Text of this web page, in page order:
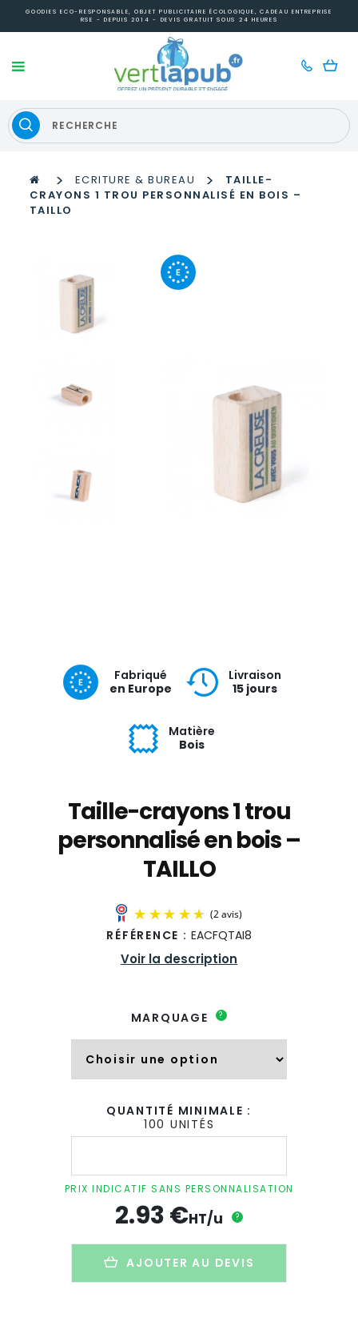
GOODIES ECO-RESPONSABLE, OBJET PUBLICITAIRE ÉCOLOGIQUE, CADEAU ENTREPRISE
RSE - DEPUIS 2014 - DEVIS GRATUIT SOUS 24 HEURES
> ECRITURE & BUREAU >
TAILLE-
CRAYONS 1 TROU PERSONNALISÉ EN BOIS –
TAILLO
Fabriqué
en Europe
Livraison
15 jours
Matière
Bois
Taille-crayons 1 trou
personnalisé en bois –
TAILLO
RÉFÉRENCE : EACFQTAI8
Voir la description
MARQUAGE ?
QUANTITÉ MINIMALE :
100 UNITÉS
quantité
crayons
1
personnalisé
TAILLO
PRIX INDICATIF SANS PERSONNALISATION
2.93€HT/u ?
AJOUTER AU DEVIS